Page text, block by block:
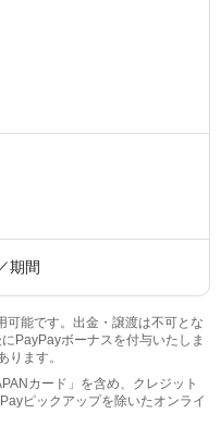
期間
能です。出金・譲渡は不可とな
PayPayボーナスを付与いたしま
ます。
カード」を含め、クレジット
ピックアップを除いたオンライ